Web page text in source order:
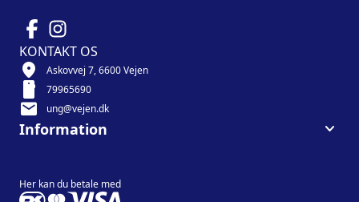
KONTAKT OS
location_on Askovvej 7, 6600 Vejen
smartphone 79965690
mail ung@vejen.dk
Information keyboard_arrow_down
Her kan du betale med